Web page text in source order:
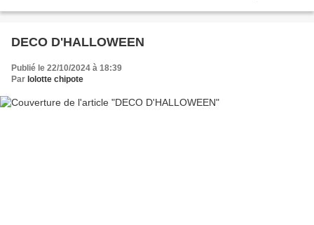
DECO D'HALLOWEEN
Publié le 22/10/2024 à 18:39
Par lolotte chipote